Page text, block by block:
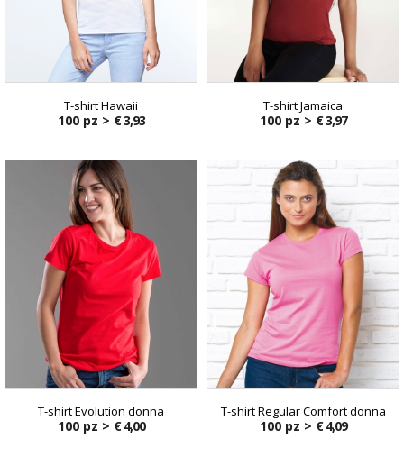
T-shirt Hawaii
100 pz > € 3,93
T-shirt Jamaica
100 pz > € 3,97
T-shirt Evolution donna
100 pz > € 4,00
T-shirt Regular Comfort donna
100 pz > € 4,09